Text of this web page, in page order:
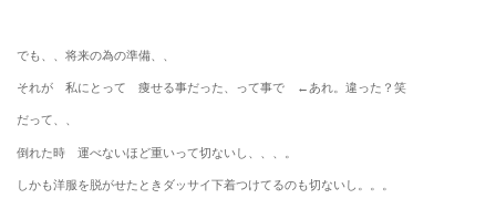
でも、、将来の為の準備、、
それが 私にとって 痩せる事だった、って事で ←あれ。違った？笑
だって、、
倒れた時 運べないほど重いって切ないし、、、。
しかも洋服を脱がせたときダッサイ下着つけてるのも切ないし。。。